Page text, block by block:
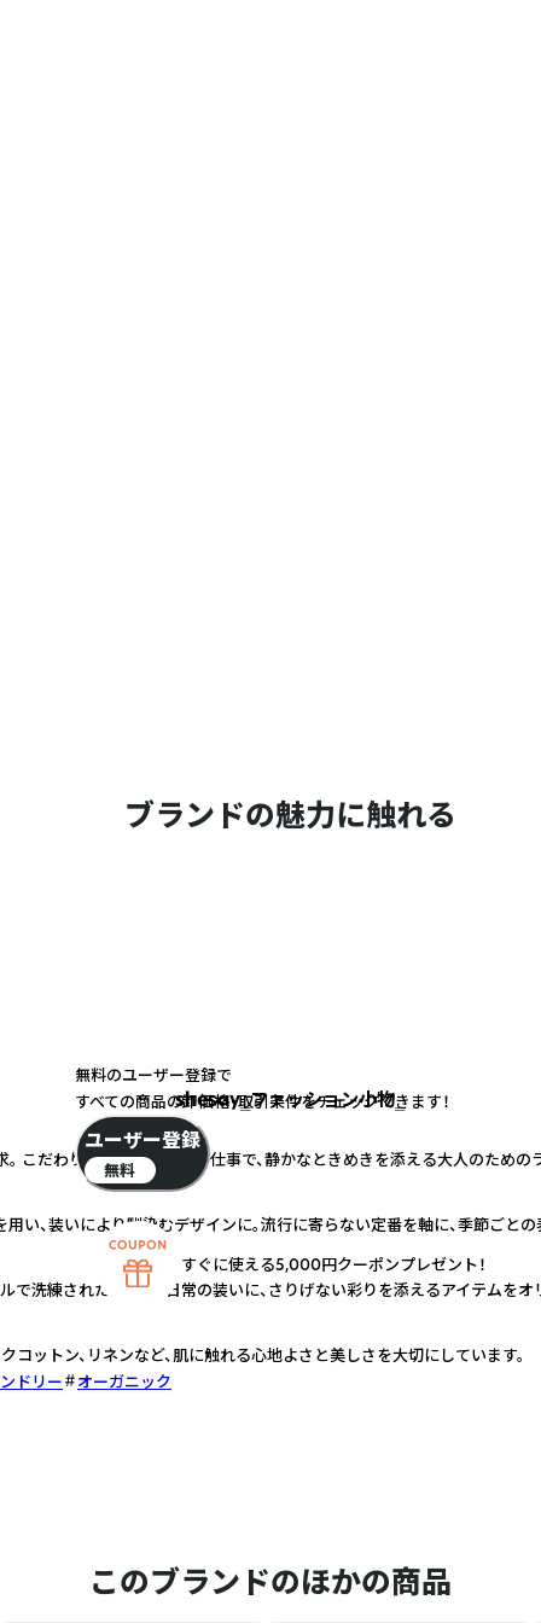
ブランドの魅力に触れる
shesay‗ファッション小物‗
こだわりの素材と丁寧な手仕事で、静かなときめきを添える大人のための
い、装いにより馴染むデザインに。流行に寄らない定番を軸に、季節ごとの
で洗練された佇まい。日常の装いに、さりげない彩りを添えるアイテムをオ
コットン、リネンなど、肌に触れる心地よさと美しさを大切にしています。
ドリー
オーガニック
このブランドのほかの商品
無料のユーザー登録で
すべての商品の卸価格・取引条件をチェックできます！
ユーザー登録
無料
すぐに使える5,000円クーポンプレゼント！